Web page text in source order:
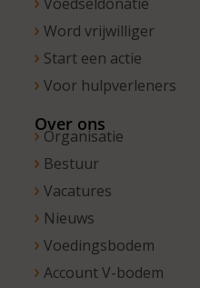
Word vrijwilliger
Start een actie
Voor hulpverleners
Over ons
Organisatie
Bestuur
Vacatures
Nieuws
Voedingsbodem
Account V-bodem